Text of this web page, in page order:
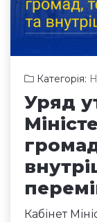
Категорія:
Уряд
Кабінет